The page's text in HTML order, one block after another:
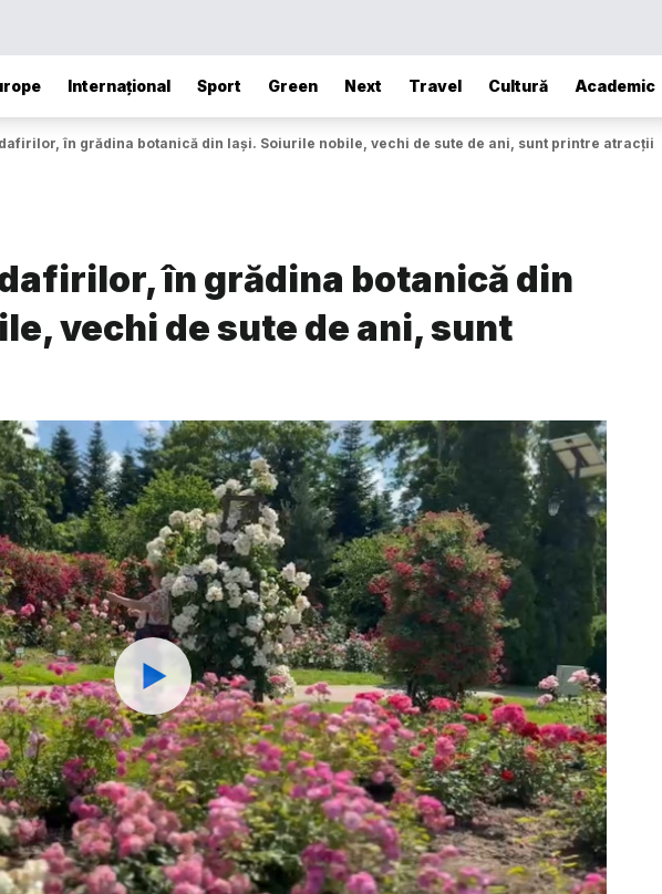
Internațional Sport Green Next Travel Cultură Academic
în grădina botanică din Iași. Soiurile nobile, vechi de sute de ani, sunt printre atracții
în grădina botanică din
vechi de sute de ani, sunt
Watch